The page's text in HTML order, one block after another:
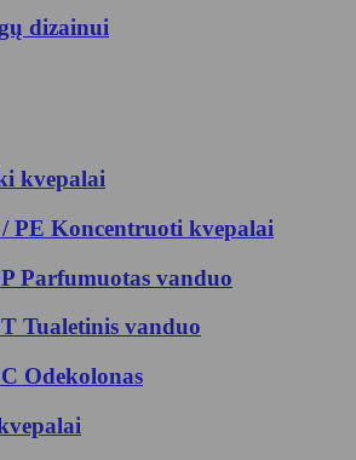
dizainui
kvepalai
/ PE Koncentruoti kvepalai
Parfumuotas vanduo
Tualetinis vanduo
Odekolonas